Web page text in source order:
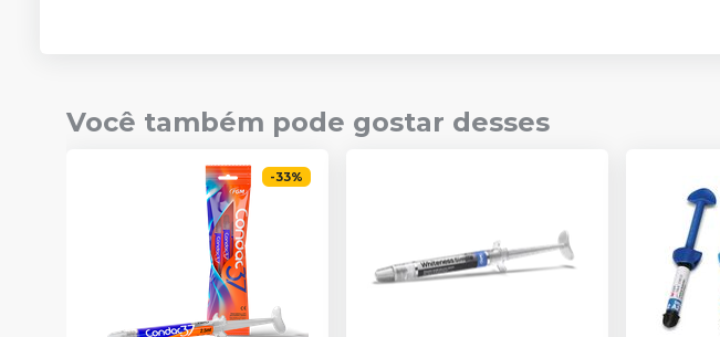
Você também pode gostar desses
-33%